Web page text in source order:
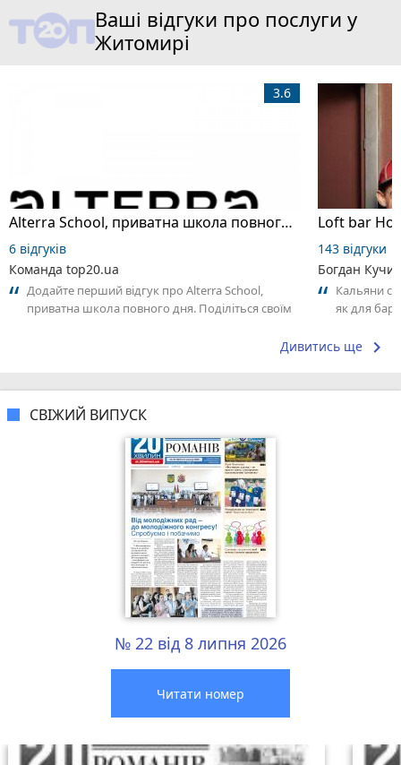
Ваші відгуки про послуги у
Житомирі
Alterra School, приватна школа повного дня
3.6
6 відгуків
Команда top20.ua
Додайте перший відгук про Alterra School,
приватна школа повного дня. Поділіться своїм
Loft bar
143 відгуки
Богдан
Кальяни
як для
Дивитись ще keyboard_arrow_right
СВІЖИЙ ВИПУСК
№ 22 від 8 липня 2026
Читати номер